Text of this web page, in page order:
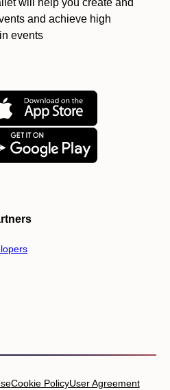
will help you create and
and achieve high
events
Cookie PolicyUser Agreement